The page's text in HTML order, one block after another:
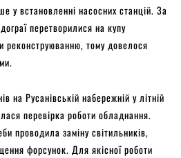
у встановленні насосних станцій. За
перетворилися на купу
реконструюванню, тому довелося
на Русанівській набережній у літній
перевірка роботи обладнання.
проводила заміну світильників,
форсунок. Для якісної роботи